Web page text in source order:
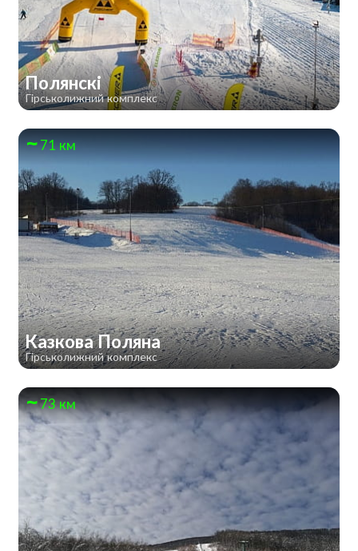
Полянскі
Гірськолижний комплекс
71 км
Казкова Поляна
Гірськолижний комплекс
73 км